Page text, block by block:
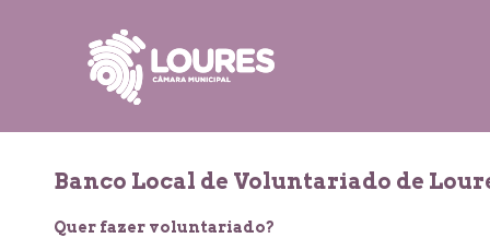
Banco Local de Voluntariado de
Quer fazer voluntariado?